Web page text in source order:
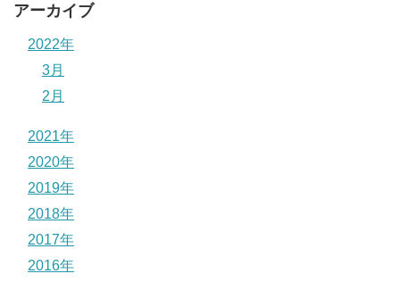
アーカイブ
2022年
3月
2月
2021年
2020年
2019年
2018年
2017年
2016年